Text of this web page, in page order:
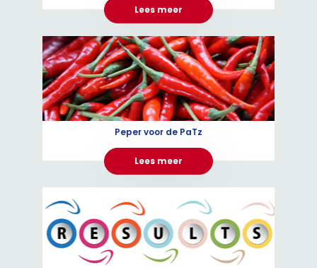
Lees meer
Peper voor de PaTz
Lees meer